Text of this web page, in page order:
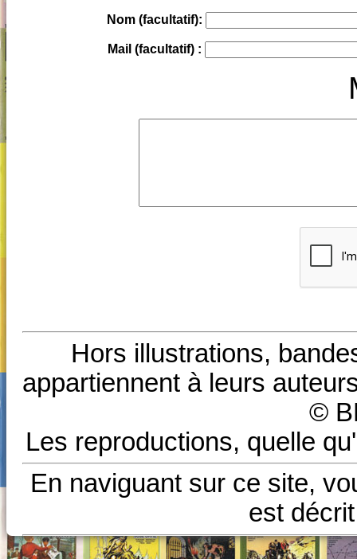
Nom (facultatif):
Mail (facultatif) :
Hors illustrations,
appartiennent à leurs
©
Les reproductions, quelle
En naviguant sur ce site,
est